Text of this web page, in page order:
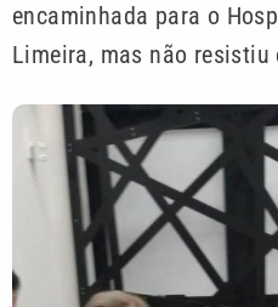
encaminhada para o
Limeira, mas não resistiu